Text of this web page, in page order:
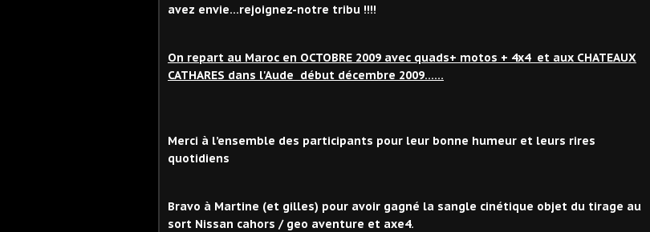
avez envie…rejoignez-notre tribu !!!!
On repart au Maroc en OCTOBRE 2009 avec quads+ motos + 4x4 et aux CHATEAUX
CATHARES dans l'Aude début décembre 2009......
Merci à l’ensemble des participants pour leur bonne humeur et leurs rires
quotidiens
Bravo à Martine (et gilles) pour avoir gagné la sangle cinétique objet du tirage au
sort Nissan cahors / geo aventure et axe4.